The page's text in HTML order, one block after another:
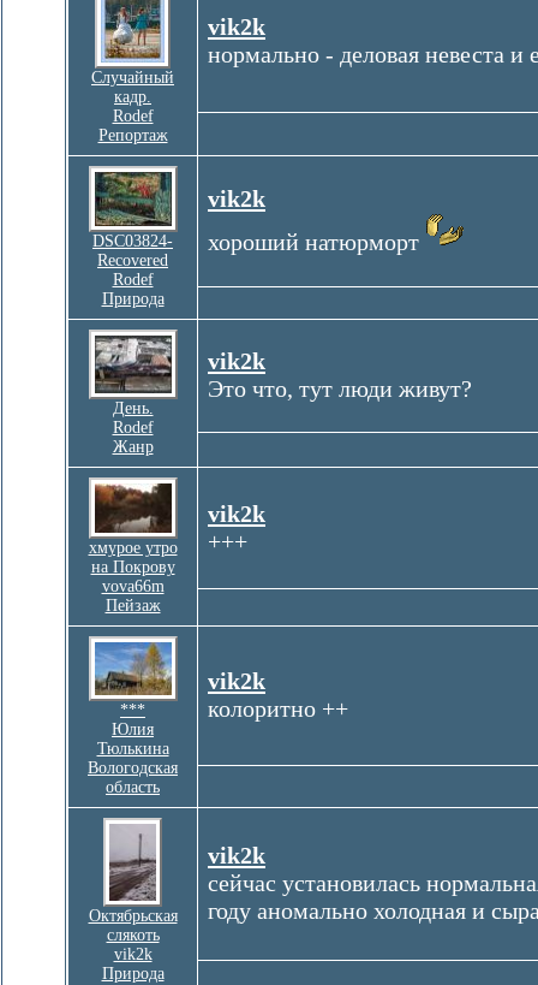
Случайный
кадр.
Rodef
Репортаж
vik2k
нормально - деловая невеста и
DSC03824-
Recovered
Rodef
Природа
vik2k
хороший натюрморт
День.
Rodef
Жанр
vik2k
Это что, тут люди живут?
хмурое утро
на Покрову
vova66m
Пейзаж
vik2k
+++
***
Юлия
Тюлькина
Вологодская
область
vik2k
колоритно ++
Октябрьская
слякоть
vik2k
Природа
vik2k
сейчас установилась
году аномально холодная и